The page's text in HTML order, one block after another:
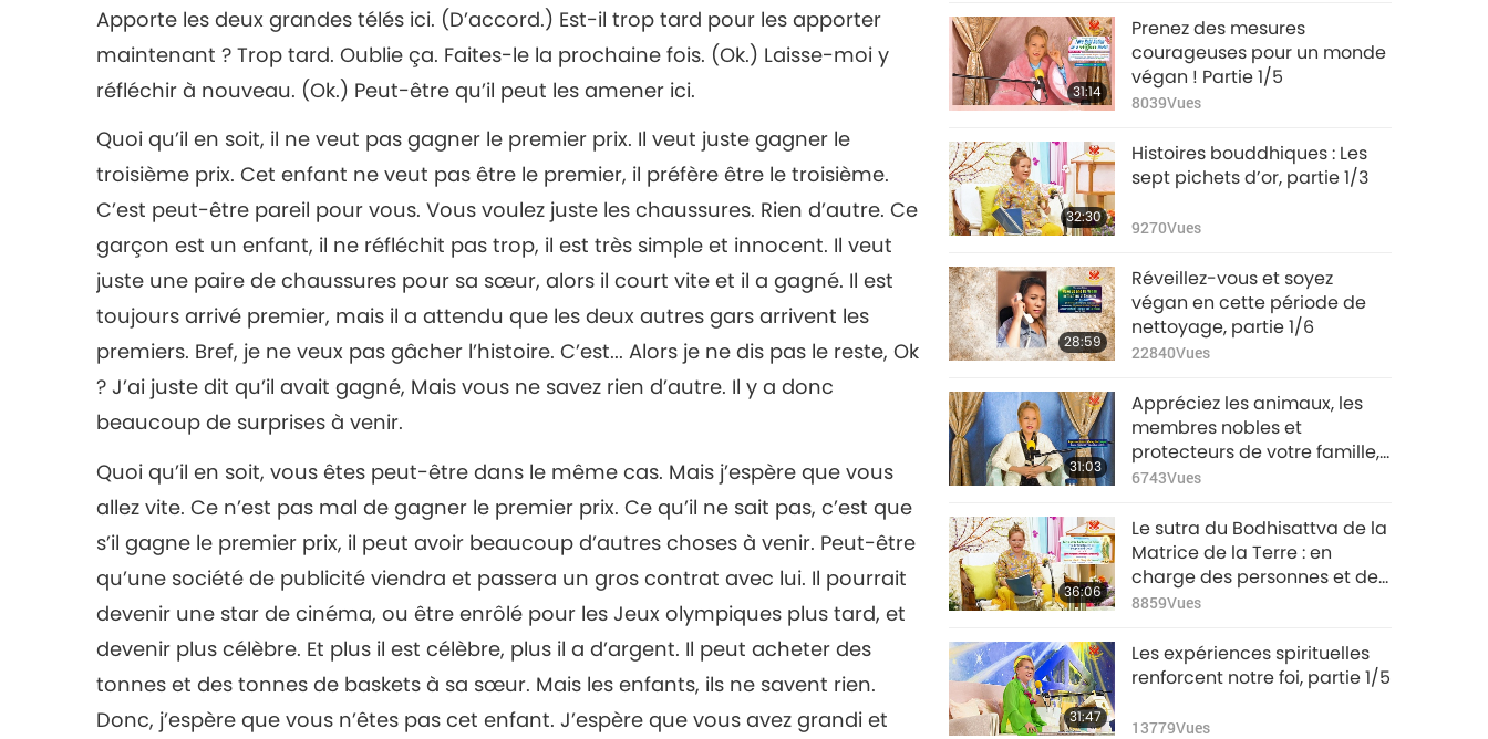
Apporte les deux grandes télés ici. (D’accord.) Est-il trop tard pour les apporter
maintenant ? Trop tard. Oublie ça. Faites-le la prochaine fois. (Ok.) Laisse-moi y
réfléchir à nouveau. (Ok.) Peut-être qu’il peut les amener ici.
Quoi qu’il en soit, il ne veut pas gagner le premier prix. Il veut juste gagner le
troisième prix. Cet enfant ne veut pas être le premier, il préfère être le troisième.
C’est peut-être pareil pour vous. Vous voulez juste les chaussures. Rien d’autre. Ce
garçon est un enfant, il ne réfléchit pas trop, il est très simple et innocent. Il veut
juste une paire de chaussures pour sa sœur, alors il court vite et il a gagné. Il est
toujours arrivé premier, mais il a attendu que les deux autres gars arrivent les
premiers. Bref, je ne veux pas gâcher l’histoire. C’est... Alors je ne dis pas le reste, Ok
? J’ai juste dit qu’il avait gagné, Mais vous ne savez rien d’autre. Il y a donc
beaucoup de surprises à venir.
Quoi qu’il en soit, vous êtes peut-être dans le même cas. Mais j’espère que vous
allez vite. Ce n’est pas mal de gagner le premier prix. Ce qu’il ne sait pas, c’est que
s’il gagne le premier prix, il peut avoir beaucoup d’autres choses à venir. Peut-être
qu’une société de publicité viendra et passera un gros contrat avec lui. Il pourrait
devenir une star de cinéma, ou être enrôlé pour les Jeux olympiques plus tard, et
devenir plus célèbre. Et plus il est célèbre, plus il a d’argent. Il peut acheter des
tonnes et des tonnes de baskets à sa sœur. Mais les enfants, ils ne savent rien.
Donc, j’espère que vous n’êtes pas cet enfant. J’espère que vous avez grandi et
31:14
Prenez des mesures
courageuses pour un monde
végan ! Partie 1/5
8039Vues
32:30
Histoires bouddhiques : Les
sept pichets d’or, partie 1/3
9270Vues
28:59
Réveillez-vous et soyez
végan en cette période de
nettoyage, partie 1/6
22840Vues
31:03
Appréciez les animaux, les
membres nobles et
protecteurs de votre famille,
partie 1/3
6743Vues
36:06
Le sutra du Bodhisattva de la
Matrice de la Terre : en
charge des personnes et des
dieux, partie 1/4
8859Vues
31:47
Les expériences spirituelles
renforcent notre foi, partie 1/5
13779Vues